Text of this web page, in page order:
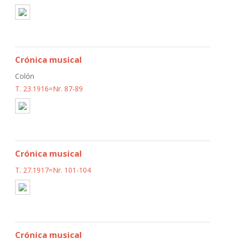
Crónica musical
Colón
T. 23.1916=Nr. 87-89
Crónica musical
T. 27.1917=Nr. 101-104
Crónica musical